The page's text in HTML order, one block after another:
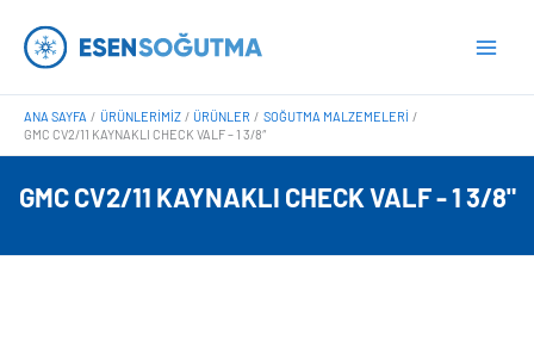
atla
ANA SAYFA ÜRÜNLERIMIZ ÜRÜNLER
SOĞUTMA MALZEMELERI
GMC CV2/11 KAYNAKLI CHECK VALF – 1 3/8″
GMC CV2/11 KAYNAKLI CHECK VALF - 1 3/8"